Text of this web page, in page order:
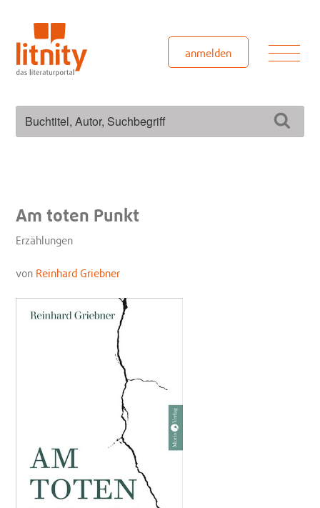
springen
anmelden
Am toten Punkt
Erzählungen
von Reinhard Griebner